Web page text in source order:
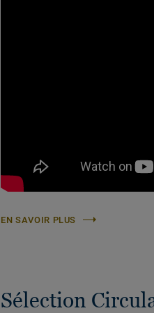
EN SAVOIR PLUS
Sélection